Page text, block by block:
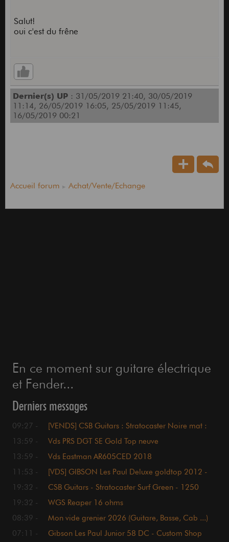
Salut!
oui c'est du frêne
Dernier(s) UP: 31/05/2019 21:40, 30/05/2019
11:14, 26/05/2019 16:05, 25/05/2019 11:45,
16/05/2019 00:21
Accueil forum Achat/Vente/Echange
En ce moment sur guitare électrique
et Fender...
Derniers messages
09:27 -
[VENDS] CSB Guitars : Stratocaster Noire mat :
13:59 -
Vds PRS DGT SE Gold Top neuve
13:59 -
Vds Eastman AR605CED 2018
11:53 -
[VDS] GIBSON Les Paul Deluxe goldtop 2012 -
19:32 -
CSB Guitars - Stratocaster Surf Green - 1250
19:32 -
WGS Reaper 16 ohms
08:39 -
Mon vide grenier 2026 (Guitare, Basse, Cab ...)
07:11 -
Gibson Les Paul Junior 58 DC - Custom Shop